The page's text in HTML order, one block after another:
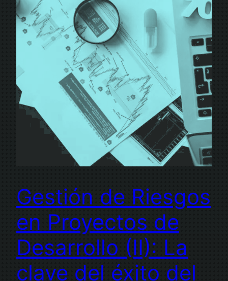
Gestión de Riesgos
en Proyectos de
Desarrollo (II): La
clave del éxito del